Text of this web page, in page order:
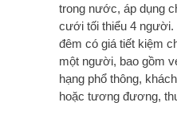
trong nước, áp dụng
cưới tối thiểu 4 người.
đêm có giá tiết kiệm
một người, bao gồm
hạng phổ thông,
hoặc tương đương,